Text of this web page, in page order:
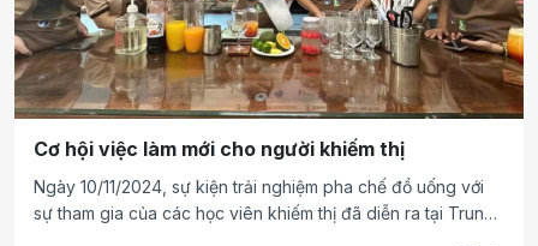
Cơ hội việc làm mới cho người khiếm thị
Ngày 10/11/2024, sự kiện trải nghiệm pha chế đồ uống với
sự tham gia của các học viên khiếm thị đã diễn ra tại Trung